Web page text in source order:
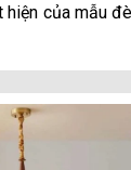
của mẫu